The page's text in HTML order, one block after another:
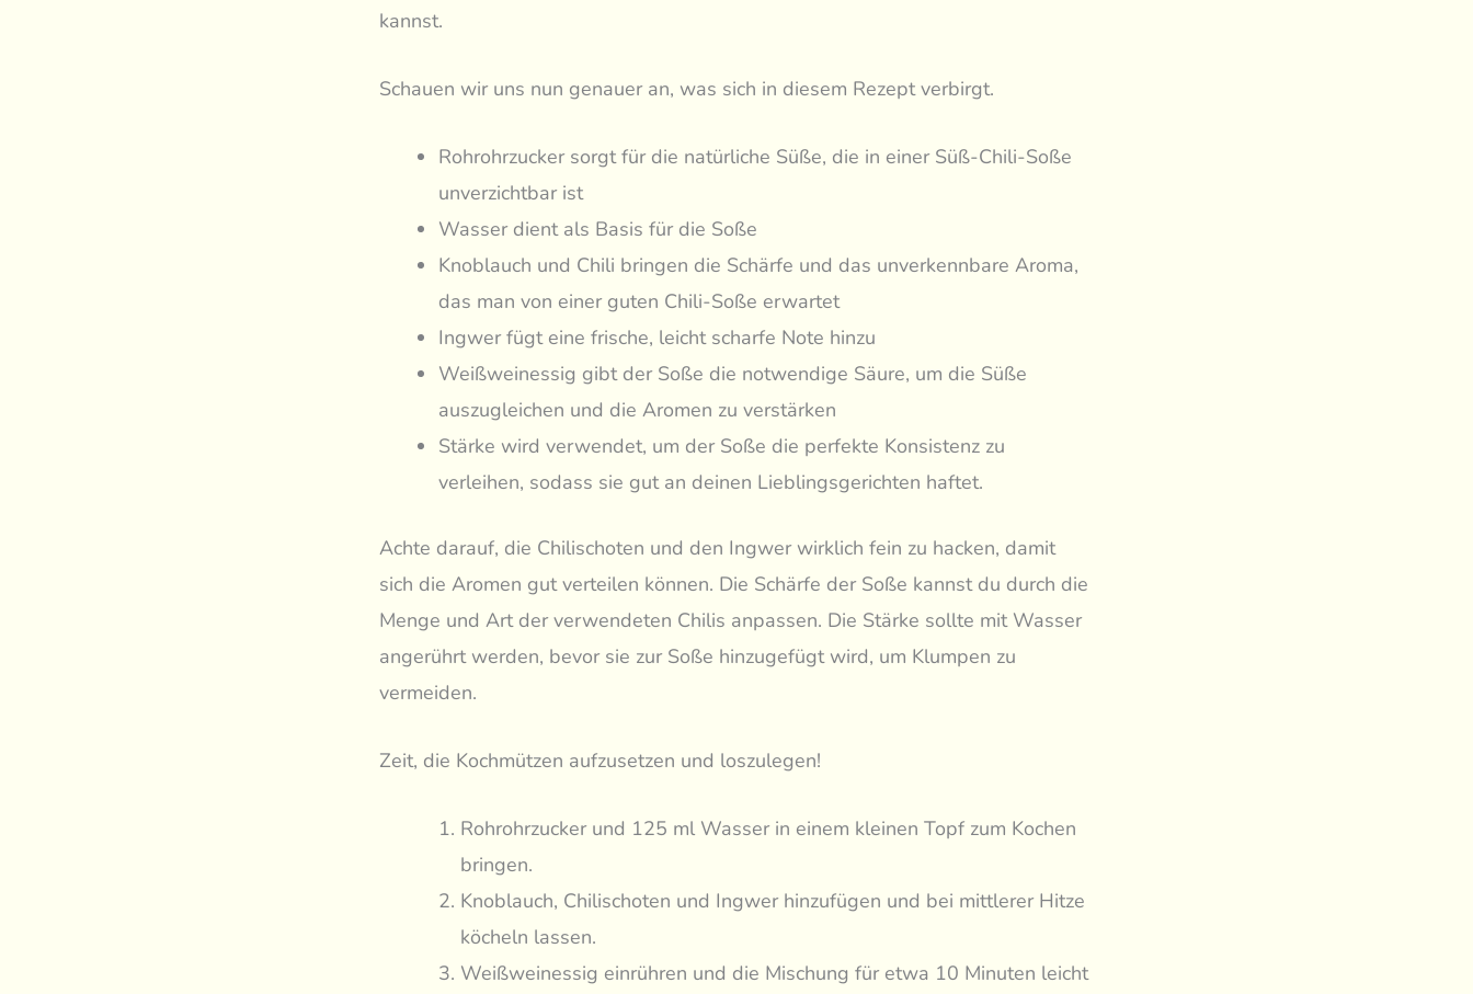
kannst.
Schauen wir uns nun genauer an, was sich in diesem Rezept verbirgt.
Rohrohrzucker sorgt für die natürliche Süße, die in einer Süß-Chili-Soße
unverzichtbar ist
Wasser dient als Basis für die Soße
Knoblauch und Chili bringen die Schärfe und das unverkennbare Aroma,
das man von einer guten Chili-Soße erwartet
Ingwer fügt eine frische, leicht scharfe Note hinzu
Weißweinessig gibt der Soße die notwendige Säure, um die Süße
auszugleichen und die Aromen zu verstärken
Stärke wird verwendet, um der Soße die perfekte Konsistenz zu
verleihen, sodass sie gut an deinen Lieblingsgerichten haftet.
Achte darauf, die Chilischoten und den Ingwer wirklich fein zu hacken, damit
sich die Aromen gut verteilen können. Die Schärfe der Soße kannst du durch die
Menge und Art der verwendeten Chilis anpassen. Die Stärke sollte mit Wasser
angerührt werden, bevor sie zur Soße hinzugefügt wird, um Klumpen zu
vermeiden.
Zeit, die Kochmützen aufzusetzen und loszulegen!
Rohrohrzucker und 125 ml Wasser in einem kleinen Topf zum Kochen
bringen.
Knoblauch, Chilischoten und Ingwer hinzufügen und bei mittlerer Hitze
köcheln lassen.
Weißweinessig einrühren und die Mischung für etwa 10 Minuten leicht